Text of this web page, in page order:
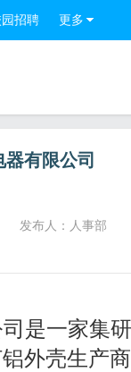
招聘 更多
有限公司
发布人：人事部
是一家集
外壳生产